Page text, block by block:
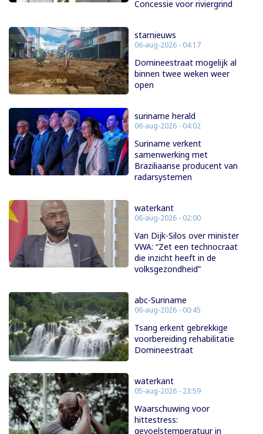
Concessie voor riviergrind
starnieuws
06-aug-2026 - 04:17
Domineestraat mogelijk al
binnen twee weken weer
open
suriname herald
06-aug-2026 - 04:02
Suriname verkent
samenwerking met
Braziliaanse producent van
radarsystemen
waterkant
06-aug-2026 - 02:00
Van Dijk-Silos over minister
VWA: “Zet een technocraat
die inzicht heeft in de
volksgezondheid”
abc-Suriname
06-aug-2026 - 00:45
Tsang erkent gebrekkige
voorbereiding rehabilitatie
Domineestraat
waterkant
05-aug-2026 - 23:59
Waarschuwing voor
hittestress:
gevoelstemperatuur in